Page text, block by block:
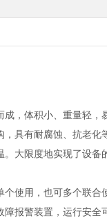
，体积小、重量轻，
具有耐腐蚀、抗老化
大限度地实现了设备
个使用，也可多个联合
报警装置，运行安